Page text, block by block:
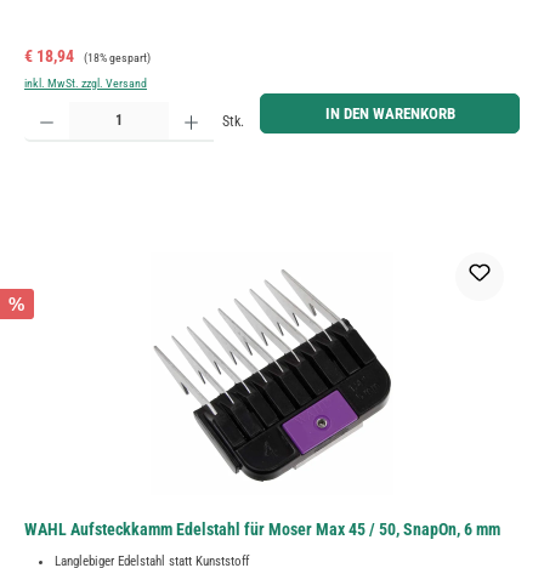
Verkaufspreis:
€ 18,94 Regulärer Preis:
(18% gespart)
inkl. MwSt. zzgl. Versand
Produkt Anzahl: Gib den gewünschten Wert ein oder benutze die Schaltflächen um die Anzahl zu
Stk. IN DEN WARENKORB
%
WAHL Aufsteckkamm Edelstahl für Moser Max 45 / 50, SnapOn, 6 mm
Langlebiger Edelstahl statt Kunststoff